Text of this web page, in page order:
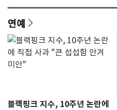
연예
블랙핑크 지수, 10주년 논란에